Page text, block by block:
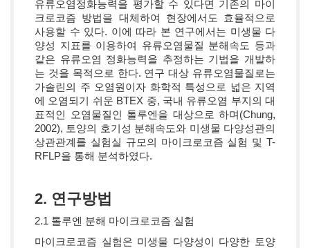
유류오염정화능력을 평가할 수 있다면 기존의 마이
크로코즘 방법을 대체하여 현장에서도 효율적으로
사용할 수 있다. 이에 따라 본 연구에서는 미생물 다
양성 지표를 이용하여 유류오염물질 분해속도 등과
같은 유류오염 정화능력을 추정하는 기법을 개발하
는 것을 목적으로 한다. 연구 대상 유류오염물질로는
가솔린의 주 오염원이자 화학적 특성으로 넓은 지역
에 오염되기 쉬운 BTEX 중, 국내 유류오염 부지의 대
표적인 오염물질인 톨루엔을 대상으로 하며(Chung,
2002), 토양의 호기성 분해속도와 미생물 다양성관의
상관관계를 실험실 규모의 마이크로코즘 실험 및 T-
RFLP을 통해 분석하였다.
2. 연구방법
2.1 톨루엔 분해 마이크로코즘 실험
마이크로코즘 실험은 미생물 다양성이 다양한 토양